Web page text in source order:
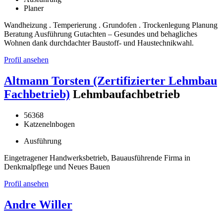
Planer
Wandheizung . Temperierung . Grundofen . Trockenlegung Planung
Beratung Ausführung Gutachten – Gesundes und behagliches
Wohnen dank durchdachter Baustoff- und Haustechnikwahl.
Profil ansehen
Altmann Torsten (Zertifizierter Lehmbau
Fachbetrieb) Lehmbaufachbetrieb
56368
Katzenelnbogen
Ausführung
Eingetragener Handwerksbetrieb, Bauausführende Firma in
Denkmalpflege und Neues Bauen
Profil ansehen
Andre Willer